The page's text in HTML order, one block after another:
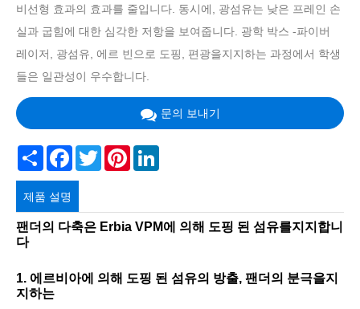
비선형 효과의 효과를 줄입니다. 동시에, 광섬유는 낮은 프레인 손
실과 굽힘에 대한 심각한 저항을 보여줍니다. 광학 박스 -파이버
레이저, 광섬유, 에르 빈으로 도핑, 편광을지지하는 과정에서 학생
들은 일관성이 우수합니다.
문의 보내기
Share Facebook
TwitterPinterest
제품 설명
팬더의 다축은 Erbia VPM에 의해 도핑 된 섬유를지지합니
다
1. 에르비아에 의해 도핑 된 섬유의 방출, 팬더의 분극을지
지하는